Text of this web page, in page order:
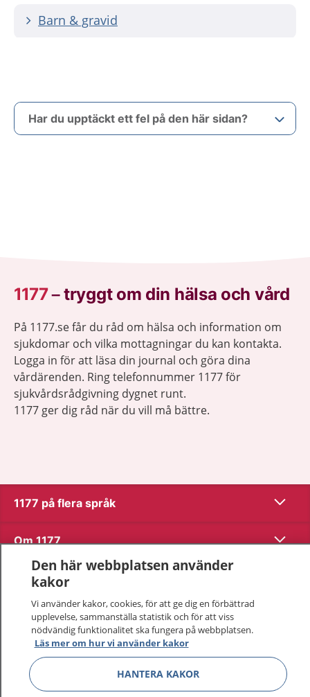
Barn & gravid
Har du upptäckt ett fel på den här sidan?
1177–tryggt om din hälsa och vård
På 1177.se får du råd om hälsa och information om
sjukdomar och vilka mottagningar du kan kontakta.
Logga in för att läsa din journal och göra dina
vårdärenden. Ring telefonnummer 1177 för
sjukvårdsrådgivning dygnet runt.
1177 ger dig råd när du vill må bättre.
1177 på flera språk Visa
Om 1177 Visa
Kontakt
Behandling av personuppgifter
Hantering av kakor
Den här webbplatsen använder
kakor
Vi använder kakor, cookies, för att ge dig en förbättrad
upplevelse, sammanställa statistik och för att viss
nödvändig funktionalitet ska fungera på webbplatsen.
Läs mer om hur vi använder kakor
HANTERA KAKOR